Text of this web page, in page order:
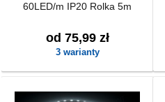
60LED/m IP20 Rolka 5m
od 75,99 zł
3 warianty